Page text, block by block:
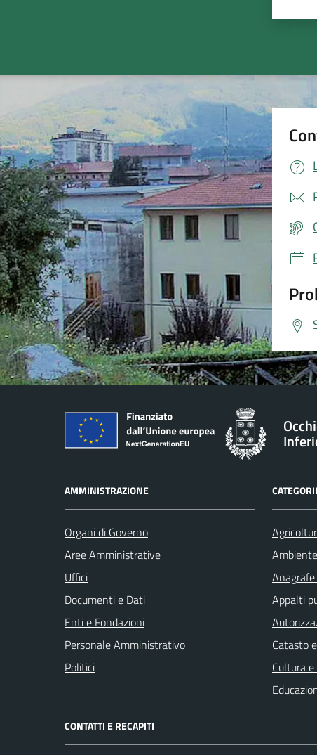
AMMINISTRAZIONE
Organi di Governo
Aree Amministrative
Uffici
Documenti e Dati
Enti e Fondazioni
Personale Amministrativo
Politici
Ambiente
Appalti
Catasto
Cultura
CONTATTI E RECAPITI